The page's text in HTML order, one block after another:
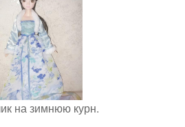
на зимнюю курн.